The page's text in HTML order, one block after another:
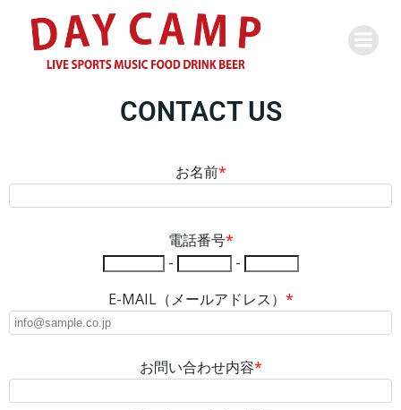
CONTACT US
お名前*
電話番号*
-
-
E-MAIL（メールアドレス） *
お問い合わせ内容*